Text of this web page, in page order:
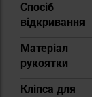
Спосіб
відкривання
Матеріал
рукоятки
Кліпса для